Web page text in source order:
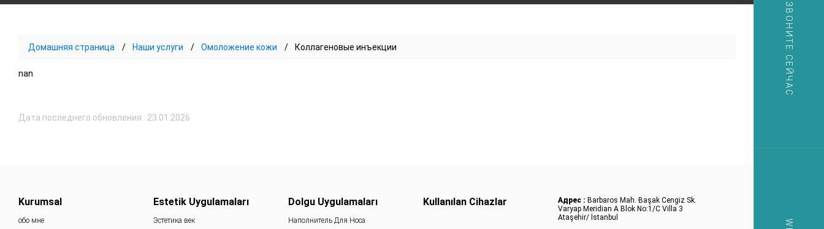
ЗВОНИТЕ СЕЙЧАС
Домашняя страница Наши услуги Омоложение кожи Коллагеновые инъекции
nan
Дата последнего обновления : 23.01.2026
Kurumsal
обо мне
Estetik Uygulamaları
Эстетика век
Dolgu Uygulamaları
Наполнитель Для Носа
Kullanılan Cihazlar Адрес : Barbaros Mah. Başak Cengiz Sk.
Varyap Meridian A Blok No:1/C Villa 3
Ataşehir/ İstanbul